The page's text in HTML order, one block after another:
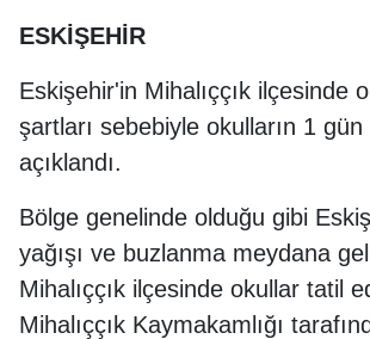
ESKİŞEHİR
Eskişehir'in Mihalıççık ilçesinde
şartları sebebiyle okulların 1
açıklandı.
Bölge genelinde olduğu gibi
yağışı ve buzlanma meydana
Mihalıççık ilçesinde okullar tatil
Mihalıççık Kaymakamlığı